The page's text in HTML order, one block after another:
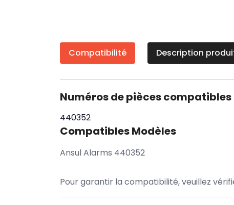
Compatibilité Description
Numéros de pièces compatibles
440352
Compatibles Modèles
Ansul Alarms 440352
Pour garantir la compatibilité, veuillez